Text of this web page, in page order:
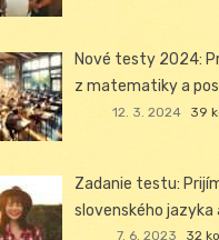
Nové testy 2024:
z matematiky a
12. 3. 2024 39
Zadanie testu:
slovenského
7. 6. 2023 32